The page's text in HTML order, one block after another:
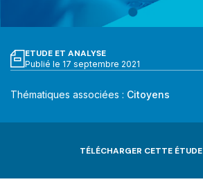
ETUDE ET ANALYSE
Publié le 17 septembre 2021
Thématiques associées : Citoyens
TÉLÉCHARGER CETTE ÉTUDE